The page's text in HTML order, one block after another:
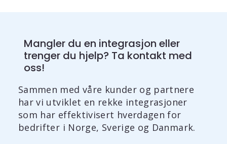
Mangler du en integrasjon eller
trenger du hjelp? Ta kontakt med
oss!
Sammen med våre kunder og partnere
har vi utviklet en rekke integrasjoner
som har effektivisert hverdagen for
bedrifter i Norge, Sverige og Danmark.